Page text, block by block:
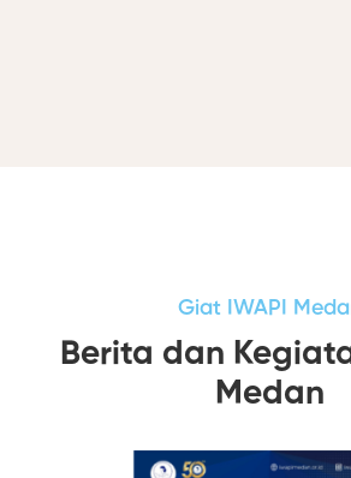
Giat IWAPI
Berita dan
Medan